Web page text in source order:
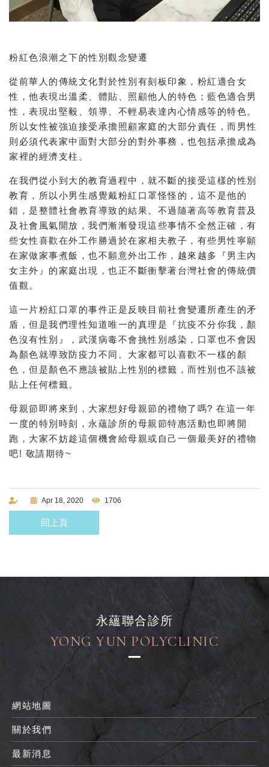
粉紅色浪潮之下的性別觀念變遷
從前華人的傳統文化對於性別有刻板印象，粉紅適合女
性，他表現出溫柔、體貼、照顧他人的特色；藍色適合男
性，表現出堅毅、領導、不輕易表達內心情感等的特色。
所以女性被強迫接受承擔照顧家庭的大部分責任，而男性
則必須代表家中面對大部分的對外事務，也包括承擔成為
家裡的經濟支柱。
在我們從小到大的教育過程中，就不斷的接受這樣的性別
教育，所以小男生感覺戴粉紅口罩怪怪的，這不是他的
錯，是整體社會教育導致的結果。不過隨著高等教育普及
及社會風氣開放，我們漸漸發現這些事情不全然正確，有
些女性喜歡在外工作勝過於在家相夫教子，有些男性寧願
在家做家事煮飯，也不願意外出工作，越來越多『男主內
女主外』的家庭出現，也正不斷衝擊著台灣社會的傳統價
值觀。
這一片粉紅口罩的事件正是反映目前社會變遷所產生的矛
盾，但是我們理性知道唯一的真理是『抗疫不分你我，顏
色沒有性別』，武漢病毒不會挑性別感染，口罩也不會因
為顏色就導致防疫力不同。大家都可以喜歡不一樣的顏
色，但是顏色不應該被貼上性別的標籤，而性別也不該被
貼上任何標籤。
母親節即將來到，大家想好母親節的禮物了嗎? 在這一年
一度的特別時刻，永蘊診所的母親節特惠活動也即將開
跑，大家不妨趁這個機會給母親或自己一個最美好的禮物
吧! 敬請期待~
Apr 18, 2020 1706
回上頁
永蘊聯合診所
YONG YUN POLYCLINIC
網站地圖
關於我們
最新消息